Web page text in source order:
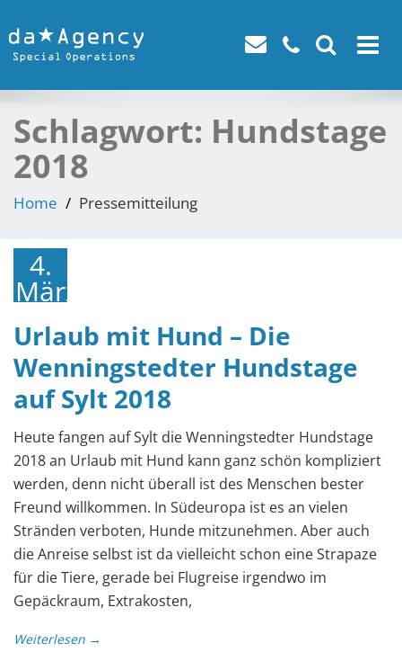
Toggle
Schlagwort: Hundstage
2018
Home Pressemitteilung
4.
März
2018
Urlaub mit Hund – Die
Wenningstedter Hundstage
auf Sylt 2018
Heute fangen auf Sylt die Wenningstedter Hundstage
2018 an Urlaub mit Hund kann ganz schön kompliziert
werden, denn nicht überall ist des Menschen bester
Freund willkommen. In Südeuropa ist es an vielen
Stränden verboten, Hunde mitzunehmen. Aber auch
die Anreise selbst ist da vielleicht schon eine Strapaze
für die Tiere, gerade bei Flugreise irgendwo im
Gepäckraum, Extrakosten,
Weiterlesen →